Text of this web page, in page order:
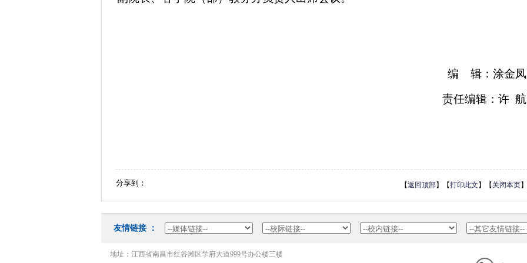
编辑：涂金凤
责任编辑：许航
分享到： 【返回顶部】【打印此文 】【 关闭本页】
友情链接：
地址：江西省南昌市红谷滩区学府大道999号办公楼三楼